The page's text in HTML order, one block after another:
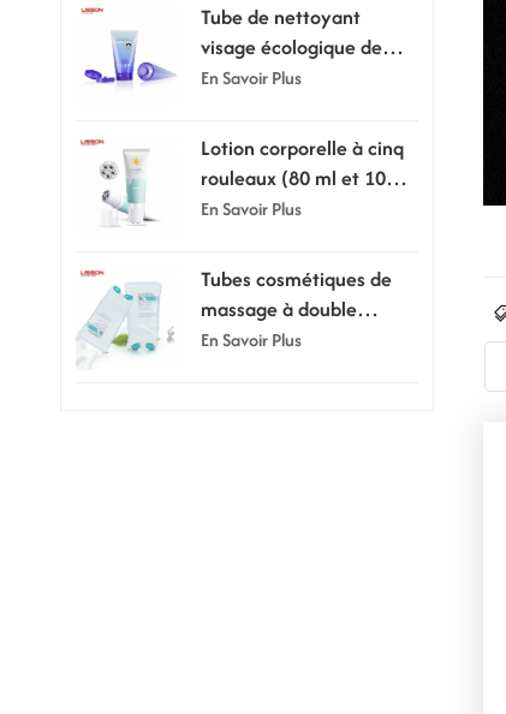
Tube de nettoyant
visage écologique de
100 ml ou 120 ml avec
En Savoir Plus
Lotion corporelle à cinq
rouleaux (80 ml et 100
ml) - Tube de massage
En Savoir Plus
Tubes cosmétiques de
massage à double
rouleau en silicone de
En Savoir Plus